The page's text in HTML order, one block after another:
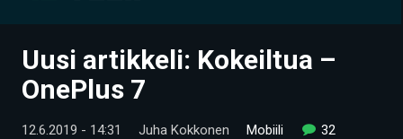
UUTISET
Uusi artikkeli: Kokeiltua –
OnePlus 7
12.6.2019 - 14:31 Juha Kokkonen Mobiili 32